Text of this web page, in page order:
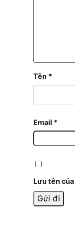
Tên *
Email *
Lưu tên